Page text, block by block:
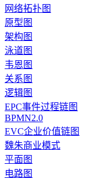
网络拓扑图
原型图
架构图
泳道图
韦恩图
关系图
逻辑图
EPC事件过程链图
BPMN2.0
EVC企业价值链图
魏朱商业模式
平面图
电路图